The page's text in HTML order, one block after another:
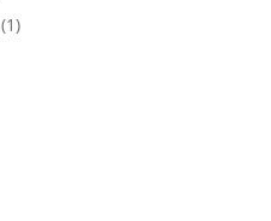
(1)